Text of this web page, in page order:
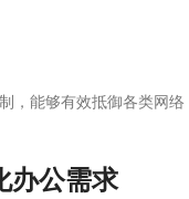
，能够有效抵御各类网络
办公需求